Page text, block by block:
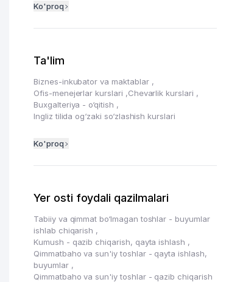
Ko'proq
Ta'lim
Biznes-inkubator va maktablar ,
Ofis-menejerlar kurslari ,Chevarlik kurslari ,
Buxgalteriya - o‘qitish ,
Ingliz tilida og‘zaki so‘zlashish kurslari
Ko'proq
Yer osti foydali qazilmalari
Tabiiy va qimmat bo‘lmagan toshlar - buyumlar
ishlab chiqarish ,
Kumush - qazib chiqarish, qayta ishlash ,
Qimmatbaho va sun'iy toshlar - qayta ishlash,
buyumlar ,
Qimmatbaho va sun'iy toshlar - qazib chiqarish